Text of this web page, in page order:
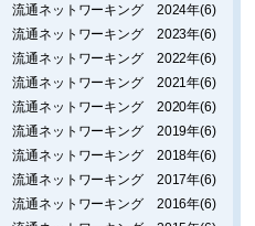
流通ネットワーキング 2024年(6)
流通ネットワーキング 2023年(6)
流通ネットワーキング 2022年(6)
流通ネットワーキング 2021年(6)
流通ネットワーキング 2020年(6)
流通ネットワーキング 2019年(6)
流通ネットワーキング 2018年(6)
流通ネットワーキング 2017年(6)
流通ネットワーキング 2016年(6)